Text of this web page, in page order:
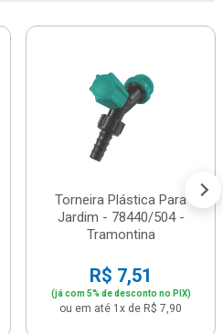
Torneira Plástica Para
Jardim - 78440/504 -
Tramontina
R$ 7,51
(já com 5% de desconto no PIX)
ou em até 1x de R$ 7,90